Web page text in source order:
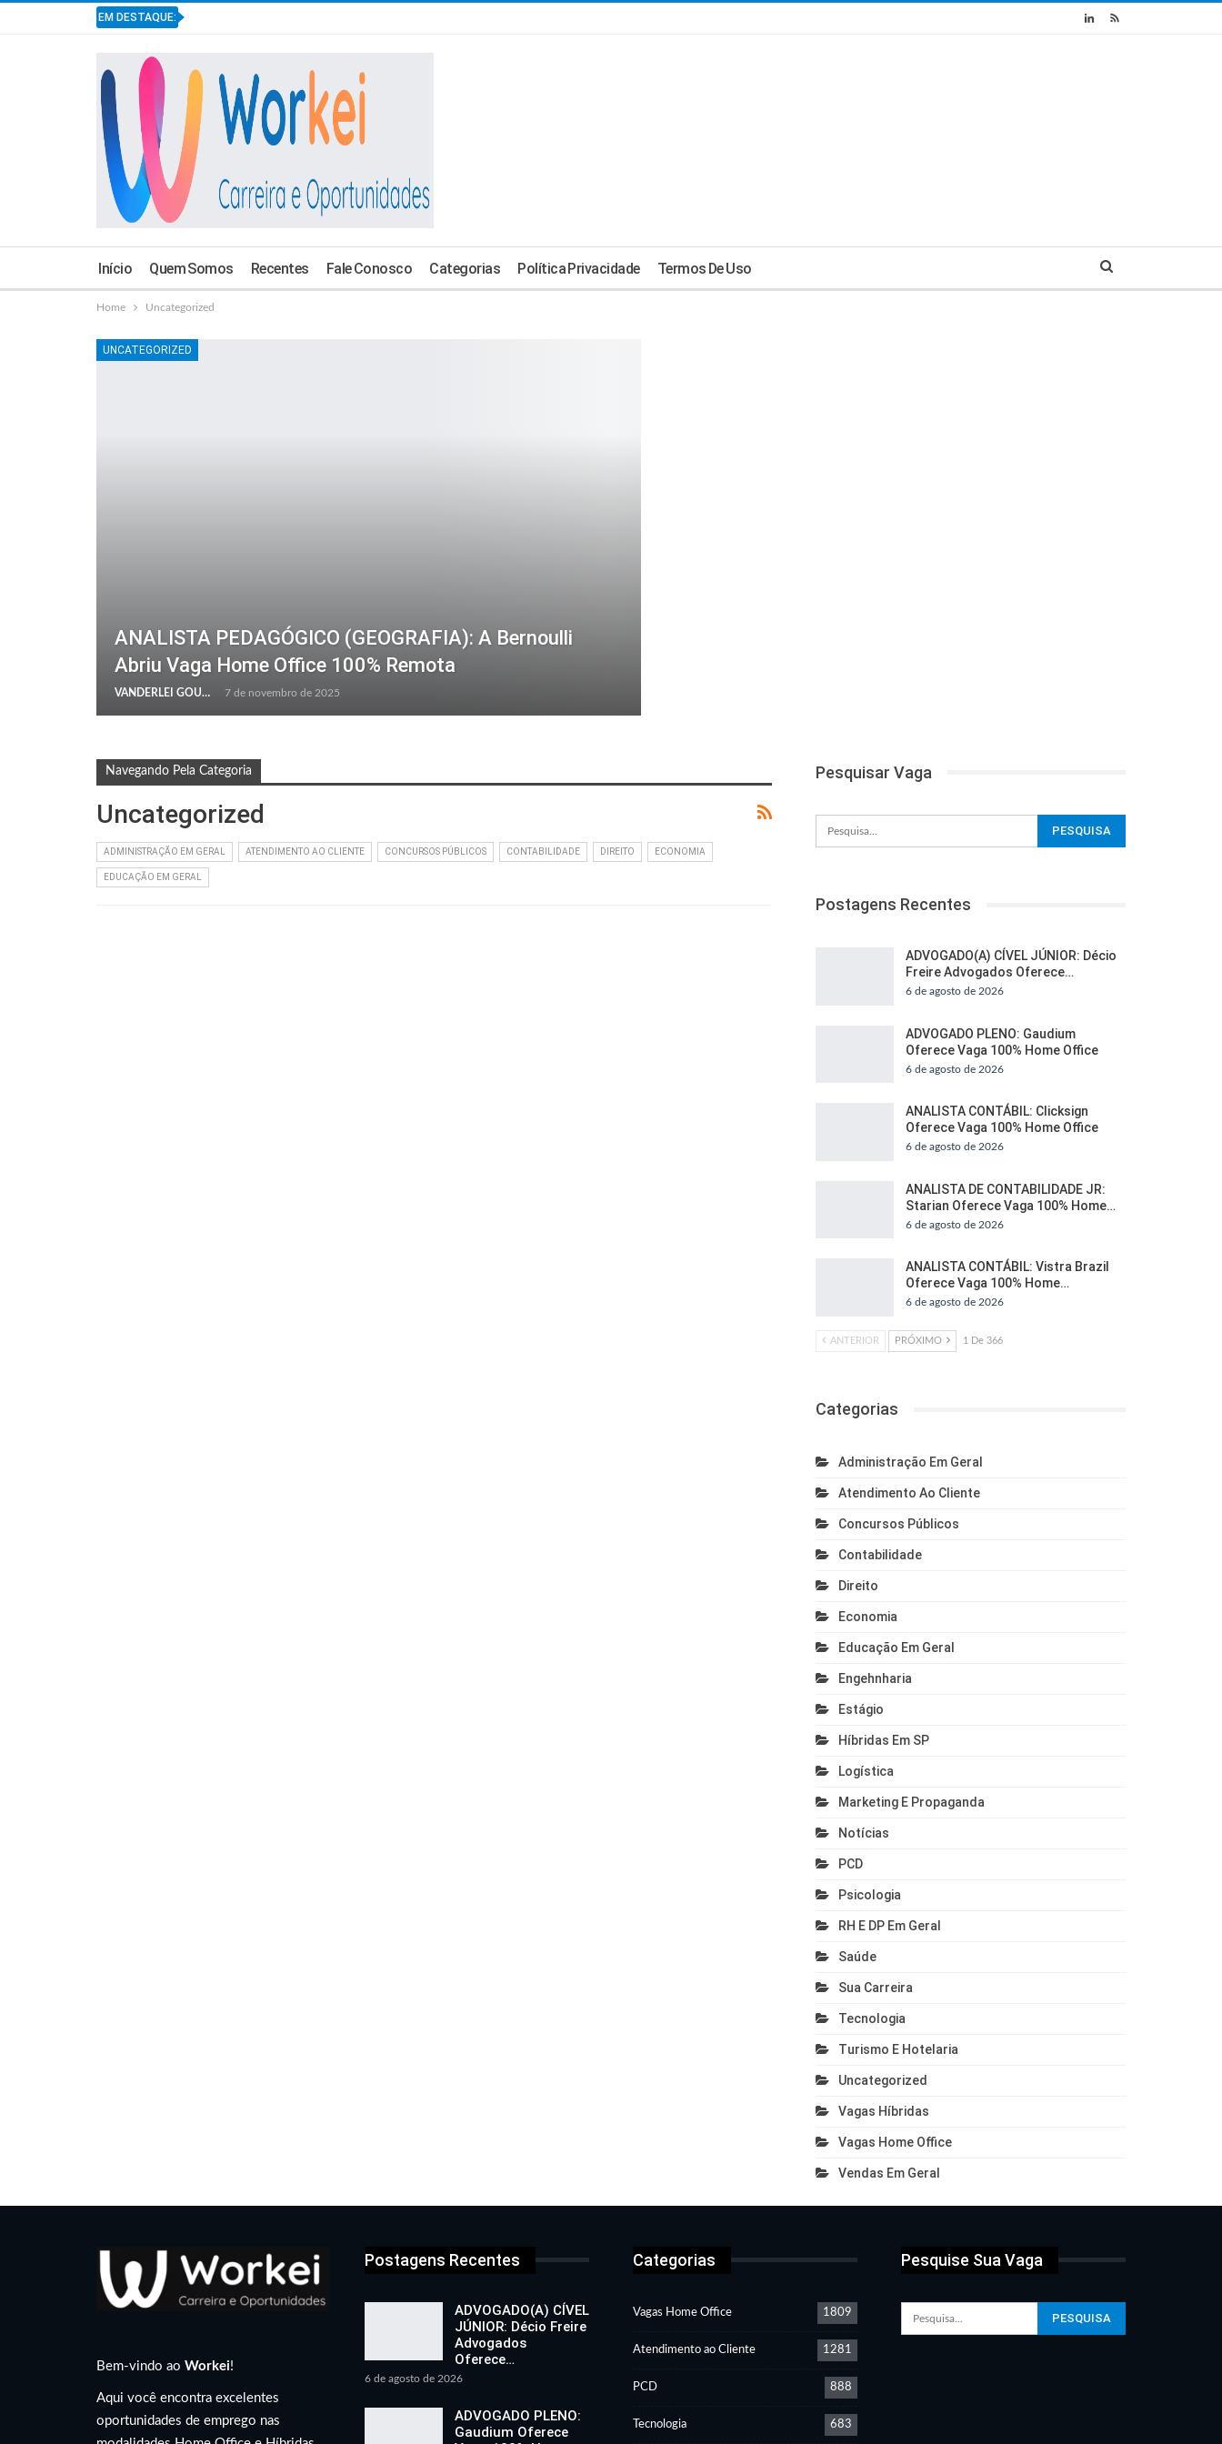
EM DESTAQUE:
Início Quem Somos Recentes Fale Conosco Categorias Política Privacidade Termos De Uso
Home Uncategorized
UNCATEGORIZED
ANALISTA PEDAGÓGICO (GEOGRAFIA): A Bernoulli
Abriu Vaga Home Office 100% Remota
VANDERLEI GOULART 7 de novembro de 2025
Navegando Pela Categoria
Uncategorized
ADMINISTRAÇÃO EM GERAL ATENDIMENTO AO CLIENTE CONCURSOS PÚBLICOS CONTABILIDADE DIREITO ECONOMIA
EDUCAÇÃO EM GERAL
Pesquisar Vaga
Postagens Recentes
ADVOGADO(A) CÍVEL JÚNIOR: Décio
Freire Advogados Oferece…
6 de agosto de 2026
ADVOGADO PLENO: Gaudium
Oferece Vaga 100% Home Office
6 de agosto de 2026
ANALISTA CONTÁBIL: Clicksign
Oferece Vaga 100% Home Office
6 de agosto de 2026
ANALISTA DE CONTABILIDADE JR:
Starian Oferece Vaga 100% Home…
6 de agosto de 2026
ANALISTA CONTÁBIL: Vistra Brazil
Oferece Vaga 100% Home…
6 de agosto de 2026
ANTERIOR PRÓXIMO 1 De 366
Categorias
Administração Em Geral
Atendimento Ao Cliente
Concursos Públicos
Contabilidade
Direito
Economia
Educação Em Geral
Engehnharia
Estágio
Híbridas Em SP
Logística
Marketing E Propaganda
Notícias
PCD
Psicologia
RH E DP Em Geral
Saúde
Sua Carreira
Tecnologia
Turismo E Hotelaria
Uncategorized
Vagas Híbridas
Vagas Home Office
Vendas Em Geral
Bem-vindo ao Workei!
Aqui você encontra excelentes
oportunidades de emprego nas
Postagens Recentes
ADVOGADO(A) CÍVEL
JÚNIOR: Décio Freire
Advogados
Oferece…
6 de agosto de 2026
ADVOGADO PLENO:
Gaudium Oferece
Categorias
Vagas Home Office 1809
Atendimento ao Cliente 1281
PCD 888
Tecnologia 683
Pesquise Sua Vaga